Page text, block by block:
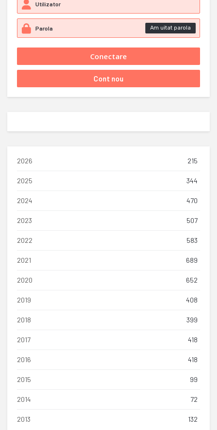
Am uitat parola
2026 215
2025 344
2024 470
2023 507
2022 583
2021 689
2020 652
2019 408
2018 399
2017 418
2016 418
2015 99
2014 72
2013 132